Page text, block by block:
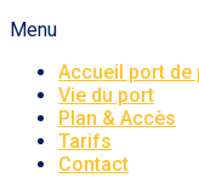
Menu
Accueil port de
Vie du port
Plan & Accès
Tarifs
Contact